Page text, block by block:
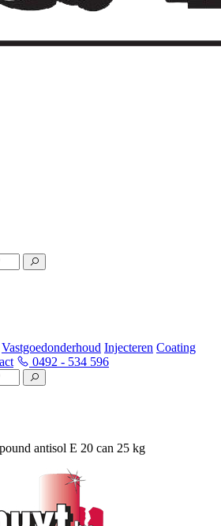
Vastgoedonderhoud Injecteren Coating
0492 - 534 596
antisol E 20 can 25 kg